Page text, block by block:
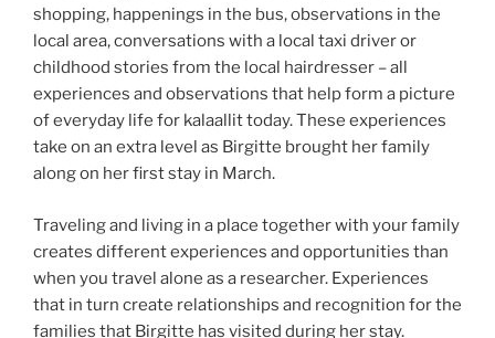
shopping, happenings in the bus, observations in the
local area, conversations with a local taxi driver or
childhood stories from the local hairdresser – all
experiences and observations that help form a picture
of everyday life for kalaallit today. These experiences
take on an extra level as Birgitte brought her family
along on her first stay in March.
Traveling and living in a place together with your family
creates different experiences and opportunities than
when you travel alone as a researcher. Experiences
that in turn create relationships and recognition for the
families that Birgitte has visited during her stay.